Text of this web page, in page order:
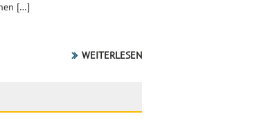
[…]
WEITERLESEN